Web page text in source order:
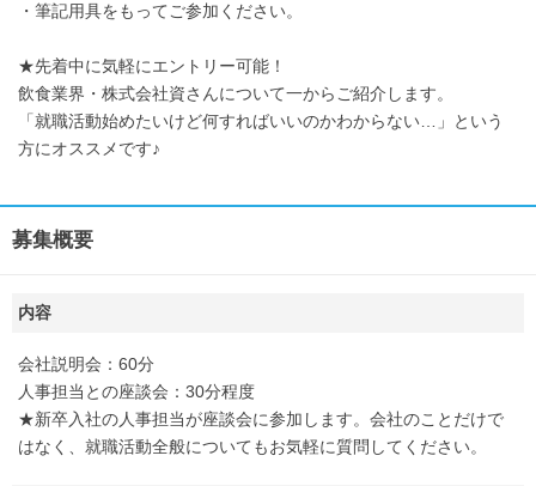
・筆記用具をもってご参加ください。
★先着中に気軽にエントリー可能！
飲食業界・株式会社資さんについて一からご紹介します。
「就職活動始めたいけど何すればいいのかわからない…」という
方にオススメです♪
募集概要
内容
会社説明会：60分
人事担当との座談会：30分程度
★新卒入社の人事担当が座談会に参加します。会社のことだけで
はなく、就職活動全般についてもお気軽に質問してください。